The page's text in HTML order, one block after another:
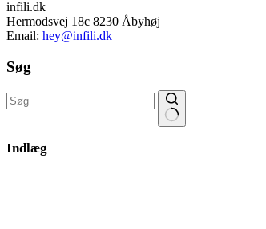
infili.dk
Hermodsvej 18c 8230 Åbyhøj
Email: hey@infili.dk
Søg
resultater
Indlæg